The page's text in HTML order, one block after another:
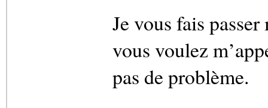
Je vous fais
vous voulez
pas de problème.